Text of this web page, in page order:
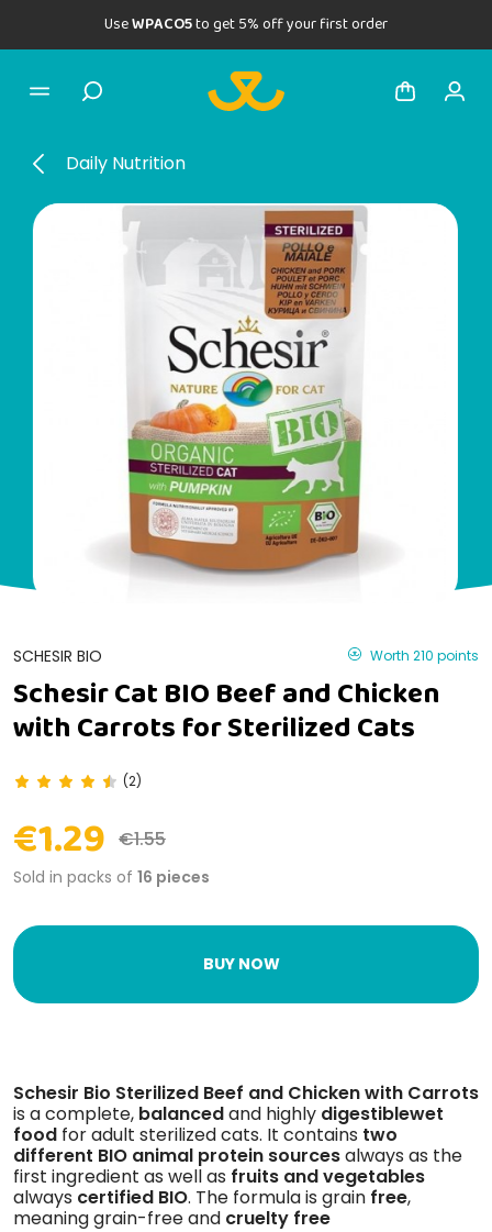
UseWPACO5to get 5% off your first order
Daily Nutrition
SCHESIR BIO Worth 210 points
Schesir Cat BIO Beef and Chicken
with Carrots for Sterilized Cats
(2)
€1.29 €1.55
Sold in packs of 16 pieces
BUY NOW
Schesir Bio Sterilized Beef and Chicken with Carrots
is a complete, balancedand highly digestiblewet
food for adult sterilized cats. It contains two
different BIO animal protein sourcesalways as the
first ingredient as well as fruits and vegetables
always certified BIO. The formula is grain free,
meaning grain-free and cruelty free